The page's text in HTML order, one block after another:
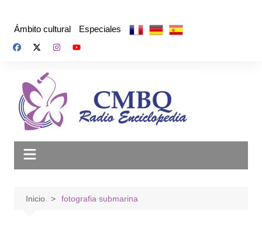
Ámbito cultural Especiales
Inicio fotografia submarina